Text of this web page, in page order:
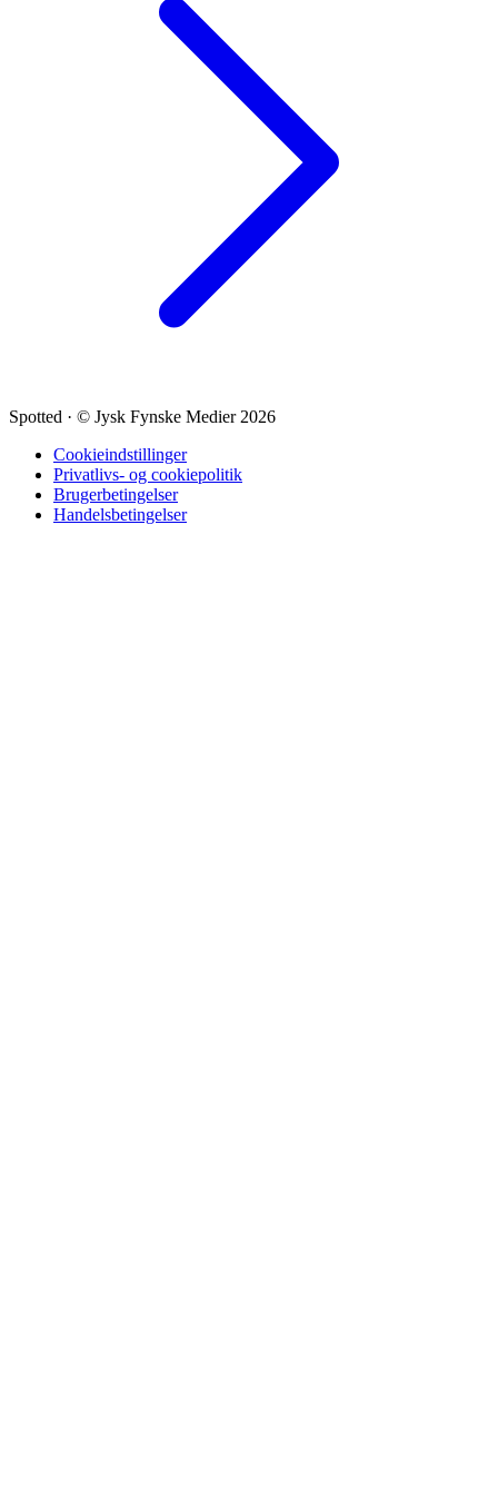
Spotted · © Jysk Fynske Medier 2026
Cookieindstillinger
Privatlivs- og cookiepolitik
Brugerbetingelser
Handelsbetingelser